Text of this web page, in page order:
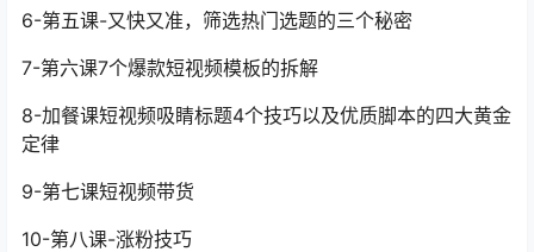
6-第五课-又快又准，筛选热门选题的三个秘密
7-第六课7个爆款短视频模板的拆解
8-加餐课短视频吸睛标题4个技巧以及优质脚本的四大黄金
定律
9-第七课短视频带货
10-第八课-涨粉技巧